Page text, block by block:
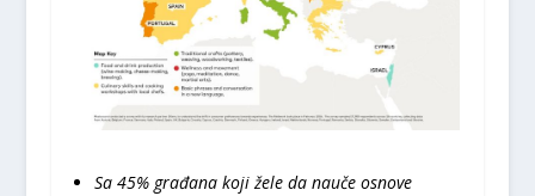
Sa 45% građana koji žele da nauče osnove